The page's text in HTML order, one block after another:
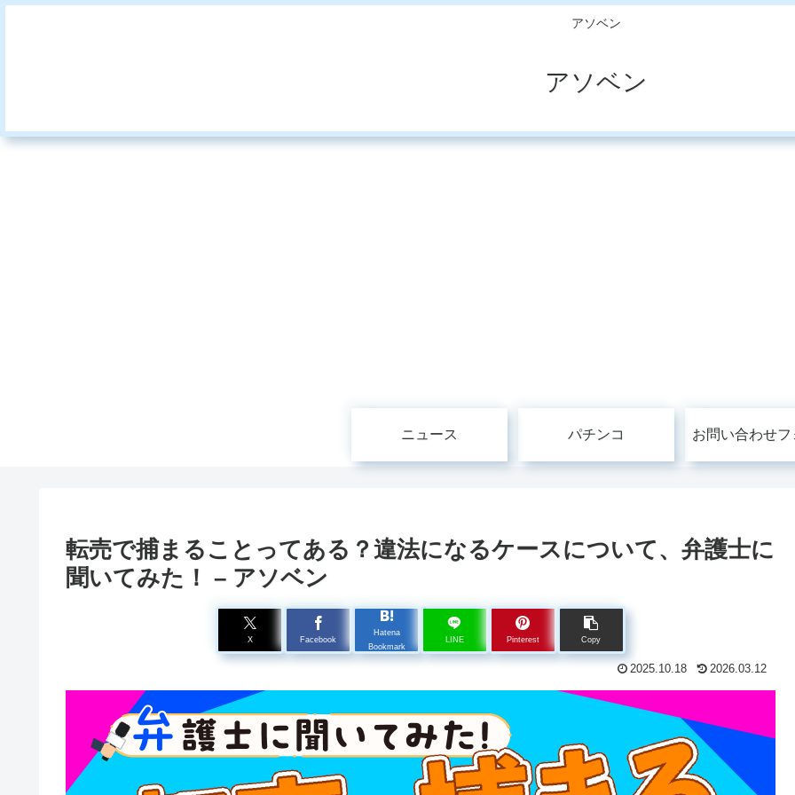
アソベン
アソベン
ニュース パチンコ お問い合わせフ
転売で捕まることってある？違法になるケースについて、弁護士に
聞いてみた！ – アソベン
X Facebook
Hatena
Bookmark
LINE Pinterest Copy
2025.10.18 2026.03.12